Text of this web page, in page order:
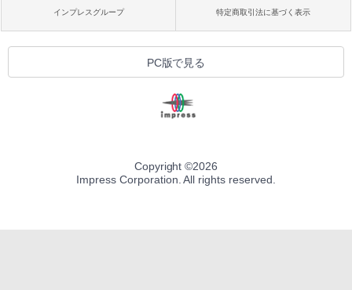
インプレスグループ 特定商取引法に基づく表示
PC版で見る
Copyright ©2026
Impress Corporation. All rights reserved.